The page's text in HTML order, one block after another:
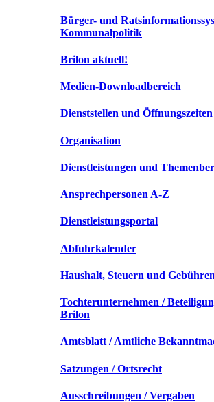
Bürger- und
Kommunalpolitik
Brilon aktuell!
Medien-Downloadbereich
Dienststellen und Öffnungszeiten
Organisation
Dienstleistungen und
Ansprechpersonen A-Z
Dienstleistungsportal
Abfuhrkalender
Haushalt, Steuern und Gebühren
Tochterunternehmen /
Brilon
Amtsblatt / Amtliche
Satzungen / Ortsrecht
Ausschreibungen / Vergaben